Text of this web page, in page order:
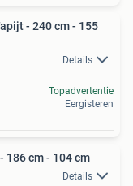
- 240 cm - 155
Details
Topadvertentie
Eergisteren
186 cm - 104 cm
Details